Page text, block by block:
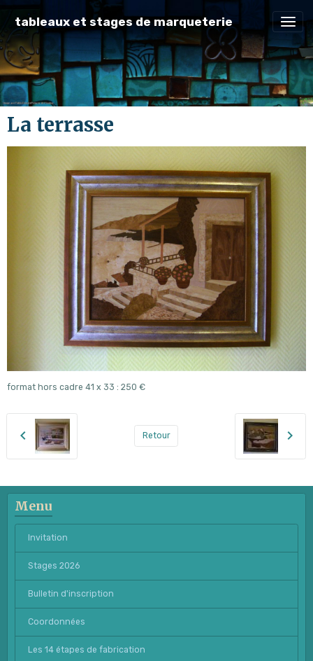
tableaux et stages de marqueterie
La terrasse
format hors cadre 41 x 33 : 250 €
Retour
Menu
Invitation
Stages 2026
Bulletin d'inscription
Coordonnées
Les 14 étapes de fabrication